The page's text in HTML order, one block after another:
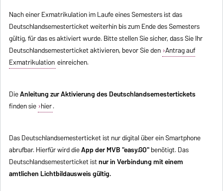
Nach einer Exmatrikulation im Laufe eines Semesters ist das
Deutschlandsemesterticket weiterhin bis zum Ende des Semesters
gültig, für das es aktiviert wurde. Bitte stellen Sie sicher, dass Sie Ihr
Deutschlandsemesterticket aktivieren, bevor Sie den Antrag auf
Exmatrikulation einreichen.
DieAnleitung zur Aktivierung des Deutschlandsemestertickets
finden sie hier.
Das Deutschlandsemesterticket ist nur digital über ein Smartphone
abrufbar. Hierfür wird dieApp der MVB "easy.GO"benötigt. Das
Deutschlandsemesterticket istnur in Verbindung mit einem
amtlichen Lichtbildausweisgültig.